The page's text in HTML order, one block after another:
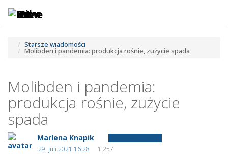
Starsze wiadomości
Molibden i pandemia: produkcja rośnie, zużycie spada
Molibden i pandemia:
produkcja rośnie, zużycie
spada
Marlena Knapik
29. Juli 2021 16:28
1.257